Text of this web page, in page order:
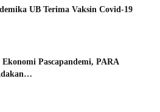
UB Terima Vaksin Covid-19
Pascapandemi, PARA